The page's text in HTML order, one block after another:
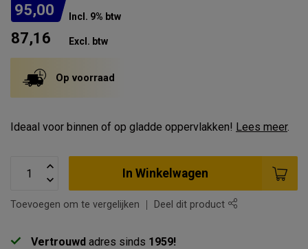
95,00 Incl. 9% btw
87,16 Excl. btw
Op voorraad
Ideaal voor binnen of op gladde oppervlakken! Lees meer.
In Winkelwagen
Toevoegen om te vergelijken Deel dit product
Vertrouwd adres sinds 1959!